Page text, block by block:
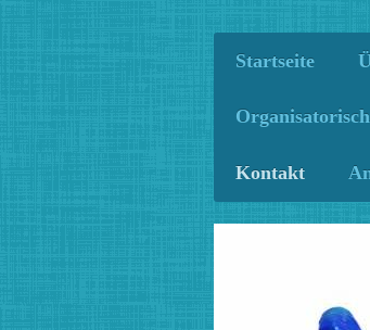
Startseite
Kontakt